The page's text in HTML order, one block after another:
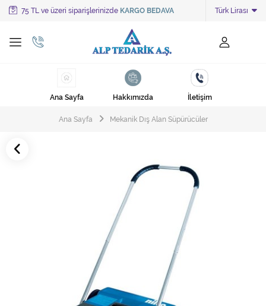
75 TL ve üzeri siparişlerinizde KARGO BEDAVA Türk Lirası
Tüm Kategoriler
Ayakkabı Cila Makineleri
Cila Makineleri
Çöp Torbaları
Endüstriyel Zemin Yıkama Makineleri
Ana Sayfa Hakkımızda İletişim
Ana Sayfa Mekanik Dış Alan Süpürücüler